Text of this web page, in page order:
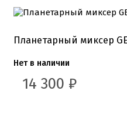
Планетарный миксер
Нет в наличии
14 300 ₽